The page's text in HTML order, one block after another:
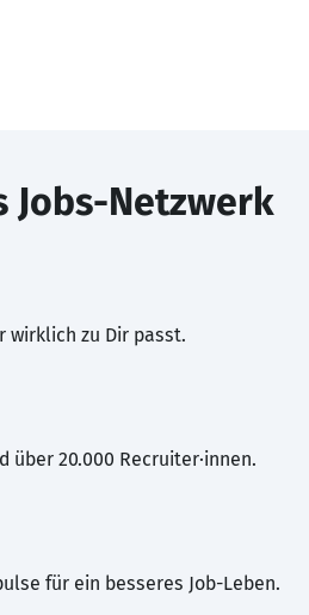
Jobs-Netzwerk
wirklich zu Dir passt.
über 20.000 Recruiter·innen.
für ein besseres Job-Leben.